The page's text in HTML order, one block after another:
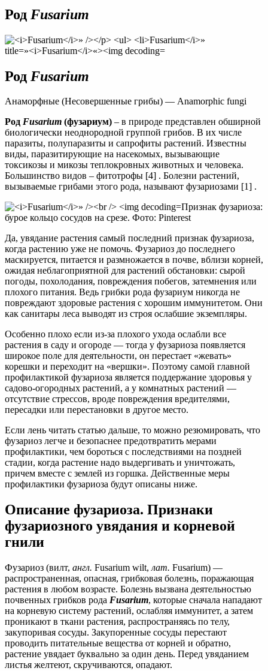
Род Fusarium
Род Fusarium
Анаморфные (Несовершенные грибы) — Anamorphic fungi
Род Fusarium (фузариум) – в природе представлен обширной
биологически неоднородной группой грибов. В их числе
паразиты, полупаразиты и сапрофиты растений. Известны
виды, паразитирующие на насекомых, вызывающие
токсикозы и микозы теплокровных животных и человека.
Большинство видов – фитотрофы [4] . Болезни растений,
вызываемые грибами этого рода, называют фузариозами [1] .
Признак фузариоза:
бурое кольцо сосудов на срезе. Фото: Pinterest
Да, увядание растения самый последний признак фузариоза,
когда растению уже не помочь. Фузариоз до последнего
маскируется, питается и размножается в почве, вблизи корней,
ожидая неблагоприятной для растений обстановки: сырой
погоды, похолодания, повреждения побегов, затемнения или
плохого питания. Ведь грибки рода фузариум никогда не
повреждают здоровые растения с хорошим иммунитетом. Они
как санитары леса выводят из строя ослабшие экземпляры.
Особенно плохо если из-за плохого ухода ослабли все
растения в саду и огороде — тогда у фузариоза появляется
широкое поле для деятельности, он перестает «жевать»
корешки и переходит на «вершки». Поэтому самой главной
профилактикой фузариоза является поддержание здоровья у
садово-огородных растений, а у комнатных растений —
отсутствие стрессов, вроде повреждения вредителями,
пересадки или перестановки в другое место.
Если лень читать статью дальше, то можно резюмировать, что
фузариоз легче и безопаснее предотвратить мерами
профилактики, чем бороться с последствиями на поздней
стадии, когда растение надо выдергивать и уничтожать,
причем вместе с землей из горшка. Действенные меры
профилактики фузариоза будут описаны ниже.
Описание фузариоза. Признаки
фузариозного увядания и корневой
гнили
Фузариоз (вилт, англ. Fusarium wilt, лат. Fusarium) —
распространенная, опасная, грибковая болезнь, поражающая
растения в любом возрасте. Болезнь вызвана деятельностью
почвенных грибков рода Fusarium, которые сначала нападают
на корневую систему растений, ослабляя иммунитет, а затем
проникают в ткани растения, распространяясь по телу,
закупоривая сосуды. Закупоренные сосуды перестают
проводить питательные вещества от корней и обратно,
растение увядает буквально за один день. Перед увяданием
листья желтеют, скручиваются, опадают.